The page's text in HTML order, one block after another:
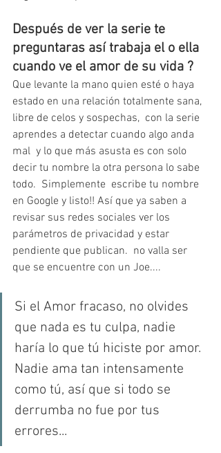
Después de ver la serie te
preguntaras así trabaja el o ella
cuando ve el amor de su vida ?
Que levante la mano quien esté o haya
estado en una relación totalmente sana,
libre de celos y sospechas,  con la serie
aprendes a detectar cuando algo anda
mal  y lo que más asusta es con solo
decir tu nombre la otra persona lo sabe
todo.  Simplemente  escribe tu nombre
en Google y listo!! Así que ya saben a
revisar sus redes sociales ver los
parámetros de privacidad y estar
pendiente que publican.  no valla ser
que se encuentre con un Joe....
Si el Amor fracaso, no olvides
que nada es tu culpa, nadie
haría lo que tú hiciste por amor.
Nadie ama tan intensamente
como tú, así que si todo se
derrumba no fue por tus
errores...